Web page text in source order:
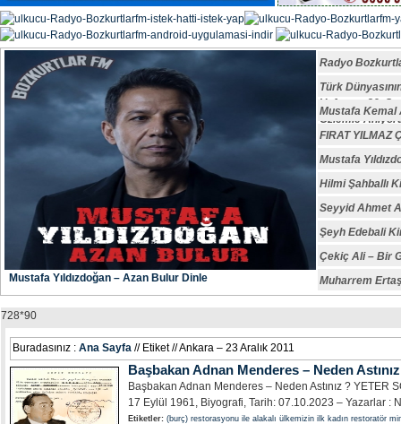
Mustafa Yıldızdoğan – Azan Bulur Dinle
Radyo
Türk
Vefatının 29.
Özlemle
Mustafa Kemal
FIRAT YILMAZ
Mustafa
Hilmi Şahballı
Seyyid Ahmet
Şeyh Edebali
Çekiç Ali – Bir
Muharrem
728*90
Buradasınız : Ana Sayfa // Etiket // Ankara – 23 Aralık 2011
Başbakan Adnan Menderes – Neden
Başbakan Adnan Menderes – Neden Astınız ? YETER
17 Eylül 1961, Biyografi, Tarih: 07.10.2023 – Yazarlar :
Etiketler: (burç) restorasyonu ile alakalı ülkemizin ilk kadın restoratör